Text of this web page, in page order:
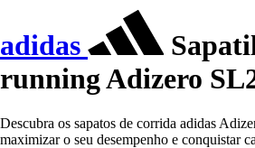
adidas
running Adizero
Descubra os sapatos de corrida adidas
maximizar o seu desempenho e conquistar